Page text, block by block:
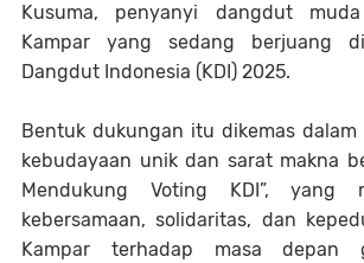
Kusuma, penyanyi dangdut
Kampar yang sedang berjuang
Dangdut Indonesia (KDI) 2025.
Bentuk dukungan itu dikemas dalam
kebudayaan unik dan sarat makna
Mendukung Voting KDI”, yang
kebersamaan, solidaritas, dan
Kampar terhadap masa depan